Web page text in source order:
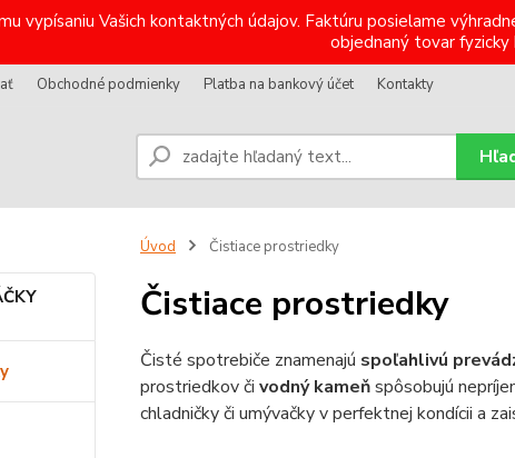
vypísaniu Vašich kontaktných údajov. Faktúru posielame
objednaný tovar fyzicky
Obchodné podmienky Platba na bankový účet Kontakty
Úvod Čistiace prostriedky
Čistiace prostriedky
Čisté spotrebiče znamenajú spoľahlivú
prostriedkov či vodný kameňspôsobujú
chladničky či umývačky v perfektnej kondícii a